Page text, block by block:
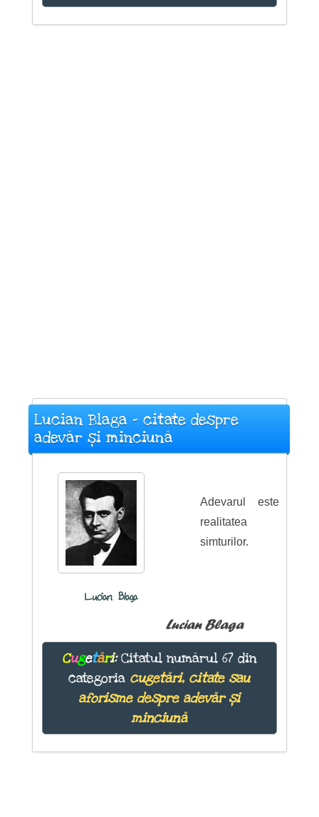
Lucian Blaga - citate despre
adevăr și minciună
Lucian Blaga
Adevarul este
realitatea
simturilor.
Lucian Blaga
Cugetări:Citatul numărul 67 din
categoria cugetări, citate sau
aforisme despre adevăr și
minciună